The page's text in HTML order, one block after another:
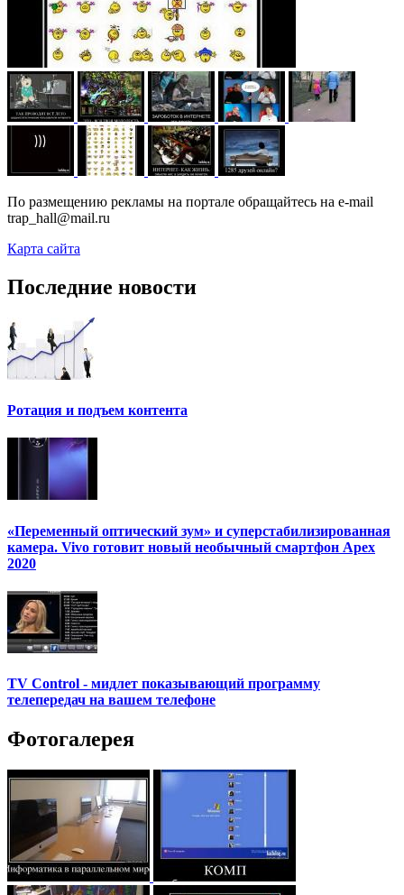
По размещению рекламы на портале обращайтесь на e-mail
trap_hall@mail.ru
Карта сайта
Последние новости
Ротация и подъем контента
«Переменный оптический зум» и суперстабилизированная
камера. Vivo готовит новый необычный смартфон Apex
2020
TV Control - мидлет показывающий программу
телепередач на вашем телефоне
Фотогалерея